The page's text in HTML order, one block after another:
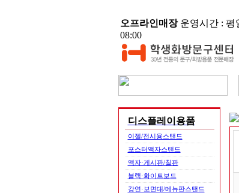
오프라인매장운영시간 : 평
08:00
디스플레이용품
이젤/전시용스탠드
포스터액자스탠드
액자·게시판/칠판
블랙·화이트보드
강연·보면대/메뉴판스탠드